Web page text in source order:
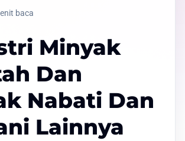
baca
Minyak
Dan
Nabati Dan
Lainnya